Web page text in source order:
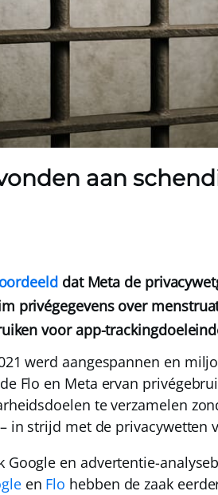
aan
dat Meta de
privégegevens over
voor app-
werd aangespannen en
Flo en Meta ervan
te verzamelen
in strijd met de privacywetten
Google en advertentie-
en Flo hebben de zaak